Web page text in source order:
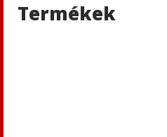
Termékek